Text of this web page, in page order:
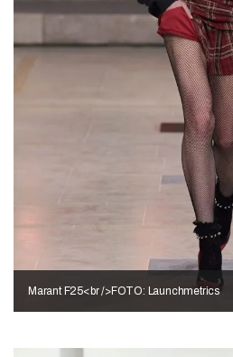
Marant F25<br />FOTO: Launchmetrics